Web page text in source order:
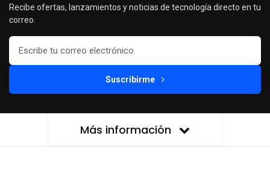
Recibe ofertas, lanzamientos y noticias de tecnología directo en tu
correo.
Suscribirme
Más información